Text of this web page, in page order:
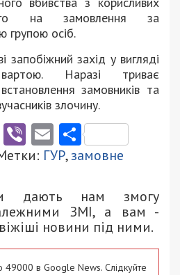
на замовлення за
групою осіб.
запобіжний захід у вигляді
Наразі триває
замовників та
злочину.
WhatsApp
ViberEmail
ГУР,замовне
дають нам змогу
ЗМІ, а вам -
новини під ними.
49000 в Google News. Слідкуйте